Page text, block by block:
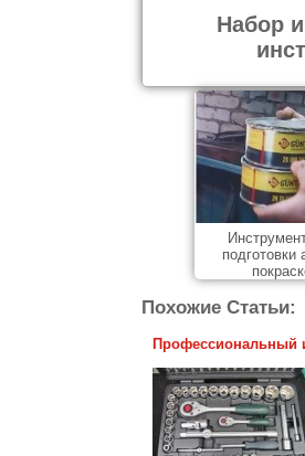
Набор
подготовки
Похожие Статьи:
Профессиональный